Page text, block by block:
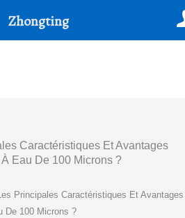
Caractéristiques Et Avantages
Eau De 100 Microns ?
Principales Caractéristiques Et Avantages
De 100 Microns ?
Zhongting